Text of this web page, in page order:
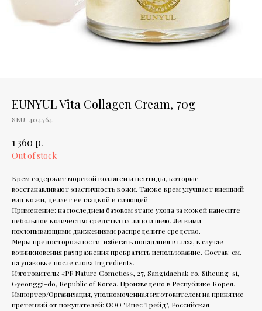
EUNYUL Vita Collagen Cream, 70g
SKU: 404764
1 360 р.
Out of stock
Крем содержит морской коллаген и пептиды, которые
восстанавливают эластичность кожи. Также крем улучшает внешний
вид кожи, делает ее гладкой и сияющей.
Применение: на последнем базовом этапе ухода за кожей нанесите
небольшое количество средства на лицо и шею. Легкими
похлопывающими движениями распределите средство.
Меры предосторожности: избегать попадания в глаза, в случае
возникновения раздражения прекратить использование. Состав: см.
на упаковке после слова Ingredients.
Изготовитель: «PF Nature Cometics», 27, Sangidaehak-ro, Siheung-si,
Gyeonggi-do, Republic of Korea. Произведено в Республике Корея.
Импортер/Организация, уполномоченная изготовителем на принятие
претензий от покупателей: ООО "Инес Трейд", Российская